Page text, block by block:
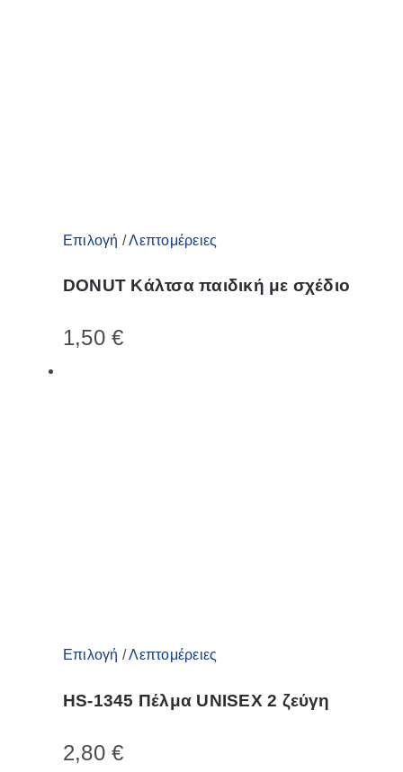
Επιλογή Αυτό
προϊόν
πολλαπλές
/Λεπτομέρειες
DONUT Κάλτσα παιδική με σχέδιο
1,50€
Επιλογή Αυτό
προϊόν
πολλαπλές
/Λεπτομέρειες
HS-1345 Πέλμα UNISEX 2 ζεύγη
2,80€